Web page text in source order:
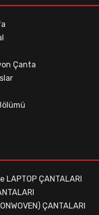
Çanta
LAPTOP ÇANTALARI
ÇANTALARI